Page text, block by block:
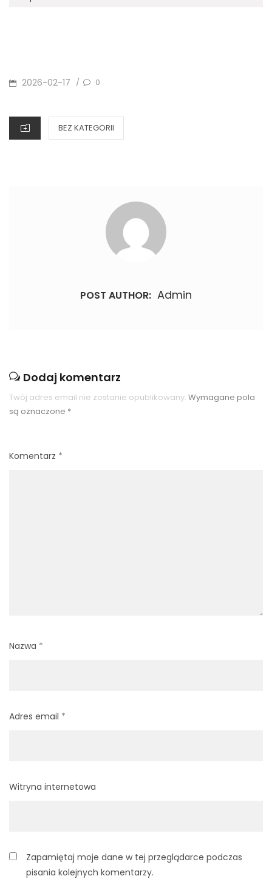
POSTED
2026-02-17 / 0
CATEGORIES
BEZ KATEGORII
POST AUTHOR: Admin
Dodaj komentarz
Twój adres email nie zostanie opublikowany. Wymagane pola
są oznaczone *
Komentarz *
Nazwa *
Adres email *
Witryna internetowa
Zapamiętaj moje dane w tej przeglądarce podczas
pisania kolejnych komentarzy.